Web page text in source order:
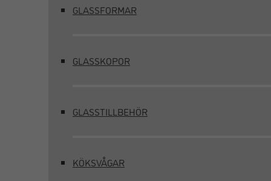
GLASSFORMAR
GLASSKOPOR
GLASSTILLBEHÖR
KÖKSVÅGAR